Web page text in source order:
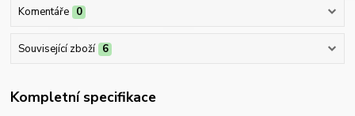
Komentáře 0
Související zboží 6
Kompletní specifikace